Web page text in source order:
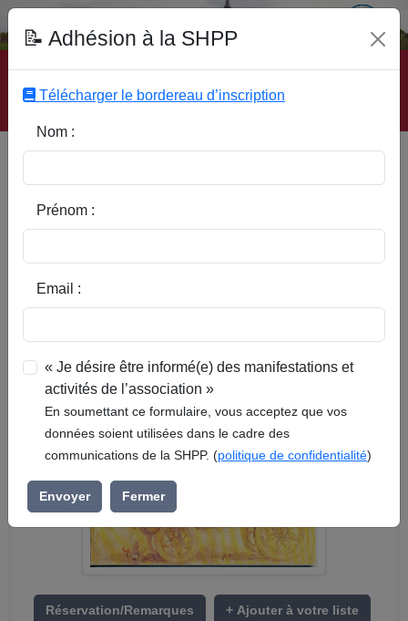
Accueil | Site SHPP | Auteurs | Editeurs | Rubriques |
Sous-Rubriques | Mots-Clefs | Contact
Gouselaire Michel
Réservation/Remarques + Ajouter à votre liste
📝 Adhésion à la SHPP
Télécharger le bordereau d’inscription
Nom :
Prénom :
Email :
« Je désire être informé(e) des manifestations et
activités de l’association »
En soumettant ce formulaire, vous acceptez que vos
données soient utilisées dans le cadre des
communications de la SHPP. (politique de confidentialité)
Envoyer Fermer